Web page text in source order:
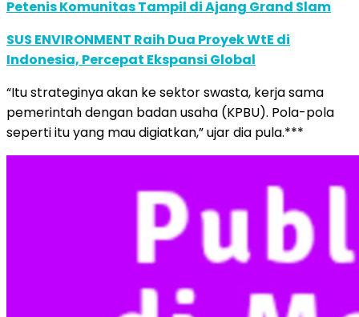
Petenis Komunitas Tampil di Ajang Grand Slam
SUS ENVIRONMENT Raih Dua Proyek WtE di
Indonesia, Percepat Ekspansi Global
“Itu strateginya akan ke sektor swasta, kerja sama
pemerintah dengan badan usaha (KPBU). Pola-pola
seperti itu yang mau digiatkan,” ujar dia pula.***